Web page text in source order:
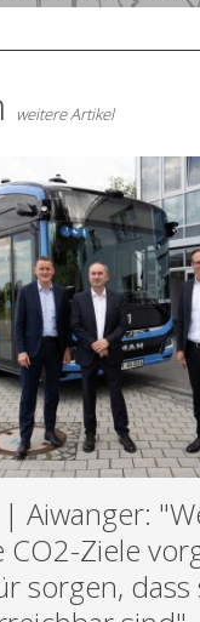
weitere Artikel
Aiwanger:
Ziele
sorgen,